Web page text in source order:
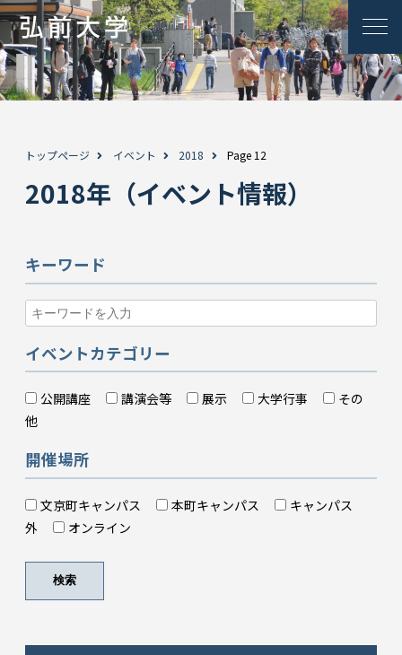
トップページ イベント 2018 Page 12
2018年（イベント情報）
キーワード
イベントカテゴリー
公開講座 講演会等 展示 大学行事
その
他
開催場所
文京町キャンパス 本町キャンパス
キャンパス
外
オンライン
検索